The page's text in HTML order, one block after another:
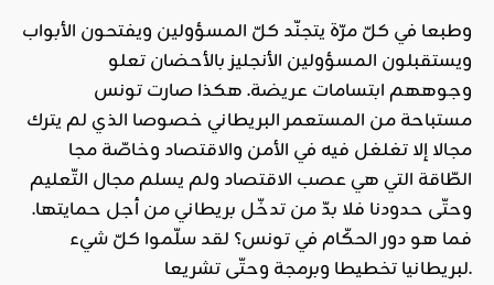
وطبعا في كلّ مرّة يتجنّد كلّ المسؤولين ويفتحون الأبواب
ويستقبلون المسؤولين الأنجليز بالأحضان تعلو
وجوههم ابتسامات عريضة. هكذا صارت تونس
مستباحة من المستعمر البريطاني خصوصا الذي لم يترك
مجالا إلا تغلغل فيه في الأمن والاقتصاد وخاصّة مجا
الطّاقة التي هي عصب الاقتصاد ولم يسلم مجال التّعليم
وحتّى حدودنا فلا بدّ من تدخّل بريطاني من أجل حمايتها.
فما هو دور الحكّام في تونس؟ لقد سلّموا كلّ شيء
لبريطانيا تخطيطا وبرمجة وحتّى تشريعا.